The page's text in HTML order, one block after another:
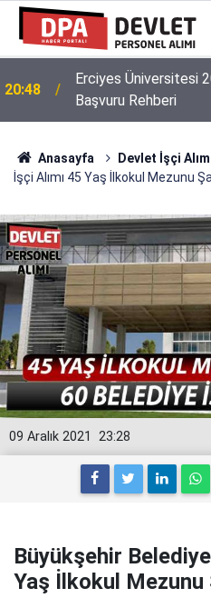
20:48
Erciyes Üniversitesi
Başvuru Rehberi
Anasayfa Devlet İşçi
İşçi Alımı 45 Yaş İlkokul Mezunu
23:28
09 Aralık 2021
Büyükşehir
Yaş İlkokul Mezunu